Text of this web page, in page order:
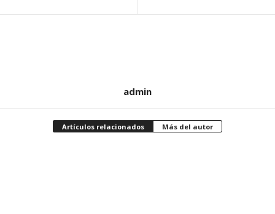
admin
Artículos relacionados Más del autor